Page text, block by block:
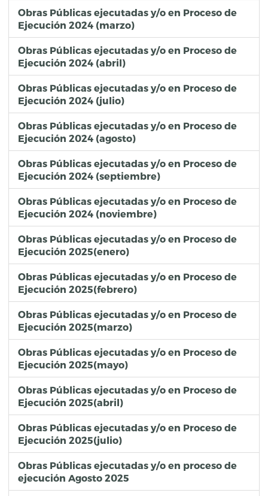
Obras Públicas ejecutadas y/o en Proceso de
Ejecución 2024 (marzo)
Obras Públicas ejecutadas y/o en Proceso de
Ejecución 2024 (abril)
Obras Públicas ejecutadas y/o en Proceso de
Ejecución 2024 (julio)
Obras Públicas ejecutadas y/o en Proceso de
Ejecución 2024 (agosto)
Obras Públicas ejecutadas y/o en Proceso de
Ejecución 2024 (septiembre)
Obras Públicas ejecutadas y/o en Proceso de
Ejecución 2024 (noviembre)
Obras Públicas ejecutadas y/o en Proceso de
Ejecución 2025(enero)
Obras Públicas ejecutadas y/o en Proceso de
Ejecución 2025(febrero)
Obras Públicas ejecutadas y/o en Proceso de
Ejecución 2025(marzo)
Obras Públicas ejecutadas y/o en Proceso de
Ejecución 2025(mayo)
Obras Públicas ejecutadas y/o en Proceso de
Ejecución 2025(abril)
Obras Públicas ejecutadas y/o en Proceso de
Ejecución 2025(julio)
Obras Públicas ejecutadas y/o en proceso de
ejecución Agosto 2025